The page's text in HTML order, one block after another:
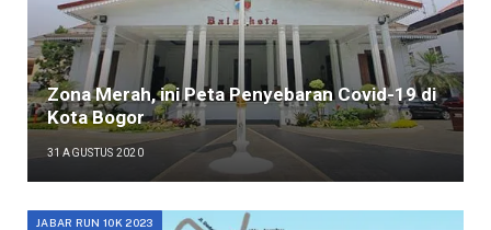
Zona Merah, ini Peta Penyebaran Covid-19 di
Kota Bogor
31 AGUSTUS 2020
JABAR RUN 10K 2023